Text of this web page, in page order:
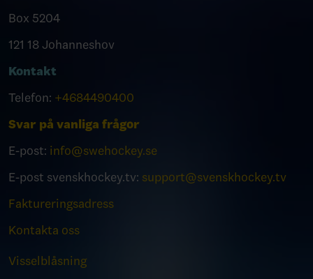
Box 5204
121 18 Johanneshov
Kontakt
Telefon: +4684490400
Svar på vanliga frågor
E-post: info@swehockey.se
E-post svenskhockey.tv: support@svenskhockey.tv
Faktureringsadress
Kontakta oss
Visselblåsning